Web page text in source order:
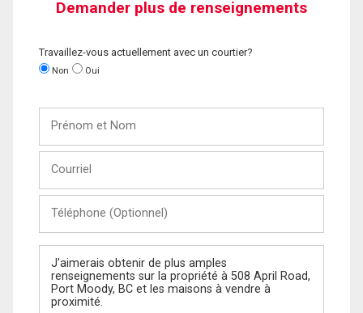
Demander plus de renseignements
Travaillez-vous actuellement avec un courtier?
Non Oui
Nom
(Optionnel)
Message